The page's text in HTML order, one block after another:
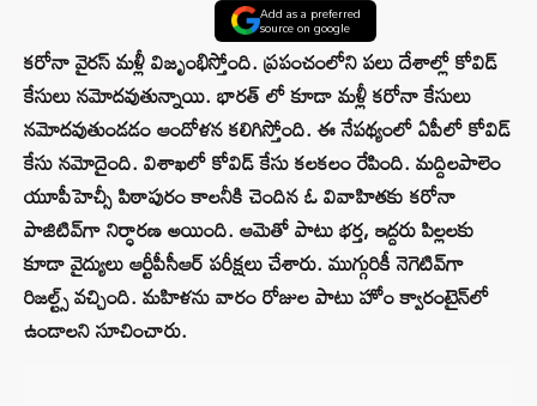
Add as a preferred
source on google
కరోనా వైరస్ మళ్లీ విజృంభిస్తోంది. ప్రపంచంలోని పలు దేశాల్లో కోవిడ్
కేసులు నమోదవుతున్నాయి. భారత్ లో కూడా మళ్లీ కరోనా కేసులు
నమోదవుతుండడం ఆందోళన కలిగిస్తోంది. ఈ నేపథ్యంలో ఏపీలో కోవిడ్
కేసు నమోదైంది. విశాఖలో కోవిడ్ కేసు కలకలం రేపింది. మద్దిలపాలెం
యూపీహెచ్సీ పిఠాపురం కాలనీకి చెందిన ఓ వివాహితకు కరోనా
పాజిటివ్‌గా నిర్ధారణ అయింది. ఆమెతో పాటు భర్త, ఇద్దరు పిల్లలకు
కూడా వైద్యులు ఆర్టీపీసీఆర్ పరీక్షలు చేశారు. ముగ్గురికీ నెగెటివ్‌గా
రిజల్ట్స్ వచ్చింది. మహిళను వారం రోజుల పాటు హోం క్వారంటైన్‌లో
ఉండాలని సూచించారు.